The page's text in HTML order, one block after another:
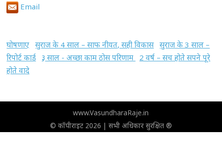
Email
घोषणाए सुराज के 4 साल – साफ नीयत, सही विकास सुराज के 3 साल –
रिपोर्ट कार्ड
३ साल - अच्छा काम ठोस परिणाम
2 वर्ष – सच होते सपने पूरे
होते वादे
www.VasundharaRaje.in
© कॉपीराइट 2026 | सभी अधिकार सुरक्षित ®